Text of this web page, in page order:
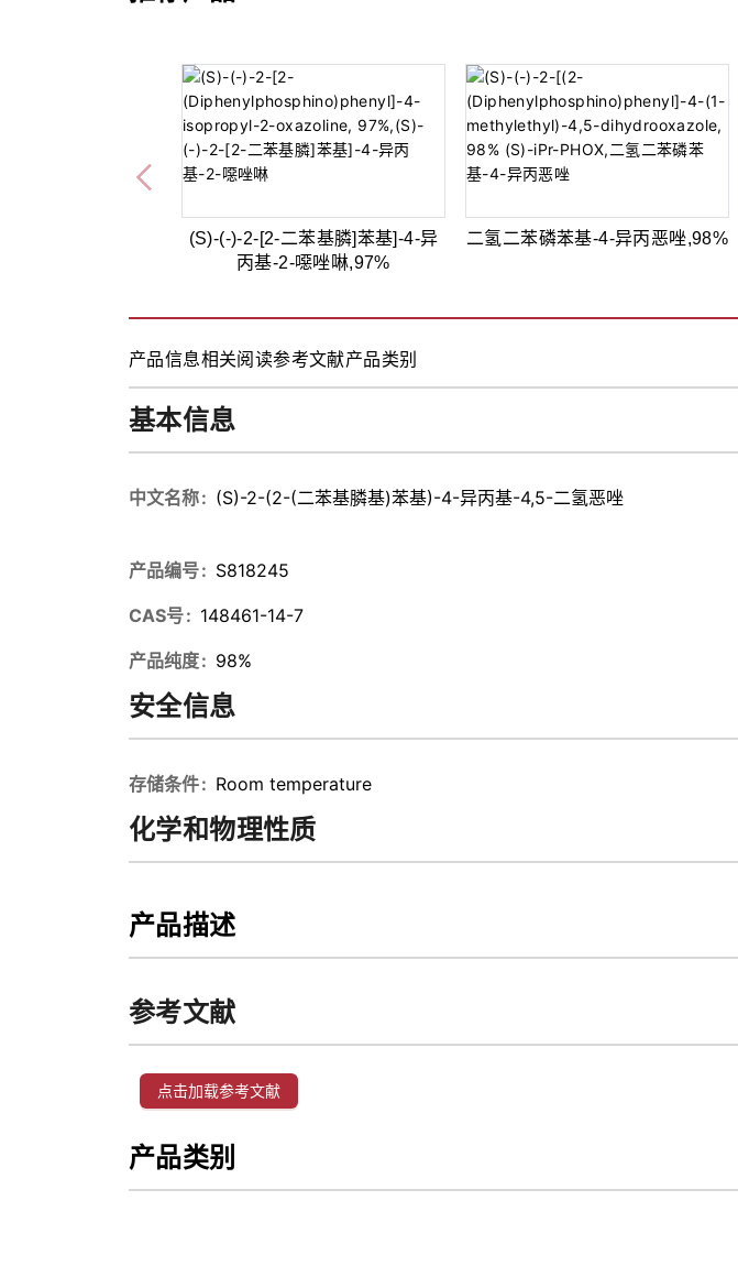
(S)-(-)-2-[2-二苯基膦]苯基]-4-异
丙基-2-噁唑啉,97%
二氢二苯磷苯基-4-异丙恶唑,98%
产品信息相关阅读参考文献产品类别
基本信息
中文名称 (S)-2-(2-(二苯基膦基)苯基)-4-异丙基-4,5-二氢恶唑
产品编号 S818245
CAS号 148461-14-7
产品纯度 98%
安全信息
存储条件 Room temperature
化学和物理性质
产品描述
参考文献
点击加载参考文献
产品类别